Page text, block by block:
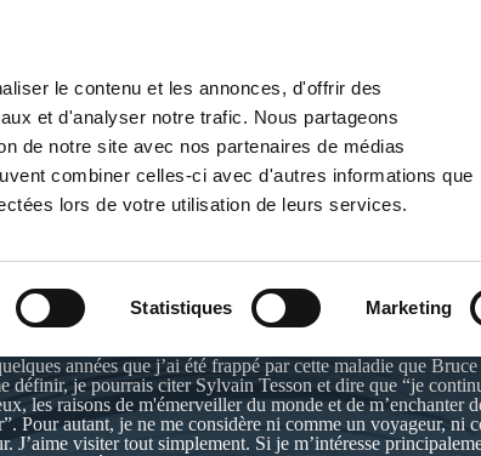
le contenu et les annonces, d'offrir des
et d'analyser notre trafic. Nous partageons
de notre site avec nos partenaires de médias
combiner celles-ci avec d'autres informations que
lors de votre utilisation de leurs services.
Statistiques Marketing
LIVRE LIBRAIRIE
BAPTISTE
années que j’ai été frappé par cette maladie que
définir, je pourrais citer Sylvain Tesson et dire que “je
les raisons de m'émerveiller du monde et de m’enchanter
Pour autant, je ne me considère ni comme un voyageur, ni
J’aime visiter tout simplement. Si je m’intéresse